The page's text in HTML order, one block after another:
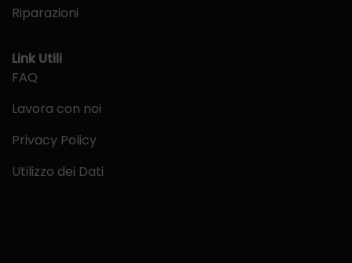
Riparazioni
Link Utili
FAQ
Lavora con noi
Privacy Policy
Utilizzo dei Dati